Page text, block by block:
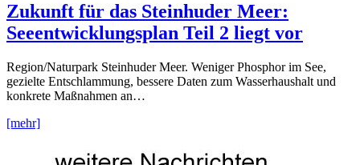
Zukunft für das Steinhuder Meer:
Seeentwicklungsplan Teil 2 liegt vor
Region/Naturpark Steinhuder Meer. Weniger Phosphor im See,
gezielte Entschlammung, bessere Daten zum Wasserhaushalt und
konkrete Maßnahmen an…
[mehr]